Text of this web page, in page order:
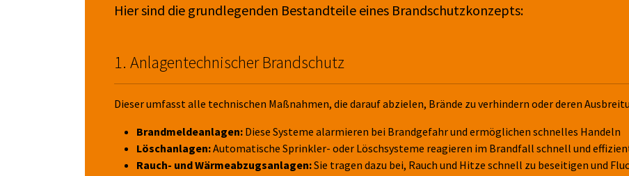
Hier sind die grundlegenden Bestandteile eines Brandschutzkonzepts:
1. Anlagentechnischer Brandschutz
Dieser umfasst alle technischen Maßnahmen, die darauf abzielen, Brände zu verhindern oder deren
Brandmeldeanlagen: Diese Systeme alarmieren bei Brandgefahr und ermöglichen schnelles Handeln
Löschanlagen:Automatische Sprinkler- oder Löschsysteme reagieren im Brandfall schnell und
Rauch- und Wärmeabzugsanlagen:Sie tragen dazu bei, Rauch und Hitze schnell zu beseitigen und